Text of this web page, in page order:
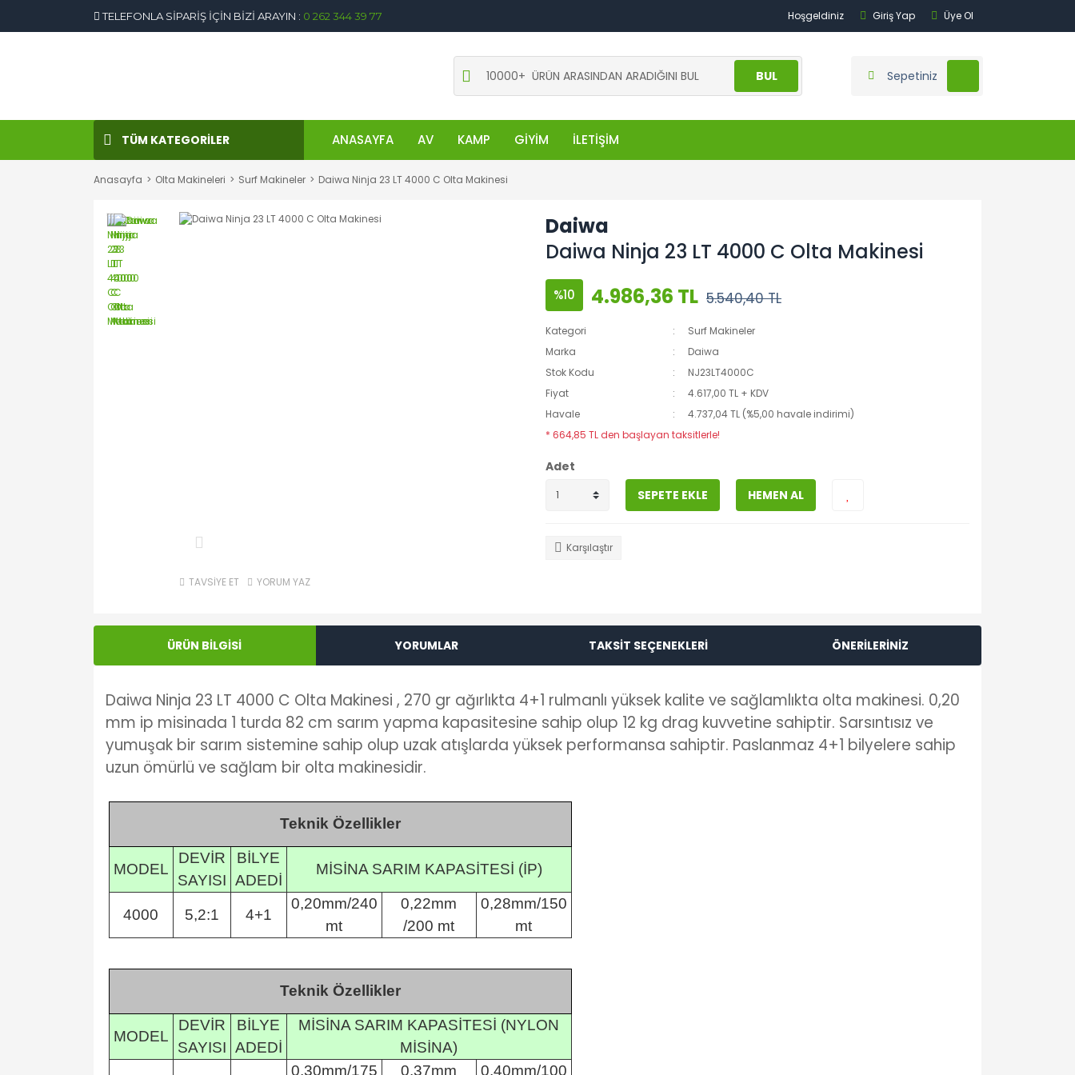
TELEFONLA SİPARİŞ İÇİN BİZİ ARAYIN : 0 262 344 39 77 Hoşgeldiniz Giriş Yap Üye Ol
BUL Sepetiniz
TÜM KATEGORİLER ANASAYFA AV KAMP GİYİM İLETİŞİM
Anasayfa Olta Makineleri Surf Makineler Daiwa Ninja 23 LT 4000 C Olta Makinesi
TAVSİYE ET YORUM YAZ
Daiwa
Daiwa Ninja 23 LT 4000 C Olta Makinesi
%10 4.986,36 TL 5.540,40 TL
Kategori
Surf Makineler
Marka
Daiwa
Stok Kodu
NJ23LT4000C
Fiyat
4.617,00 TL + KDV
Havale
4.737,04 TL (%5,00 havale indirimi)
* 664,85 TL den başlayan taksitlerle!
Adet
SEPETE EKLE
HEMEN AL
Karşılaştır
ÜRÜN BİLGİSİ YORUMLAR TAKSİT SEÇENEKLERİ ÖNERİLERİNİZ
Daiwa Ninja 23 LT 4000 C Olta Makinesi , 270 gr ağırlıkta 4+1 rulmanlı yüksek kalite ve sağlamlıkta olta makinesi. 0,20
mm ip misinada 1 turda 82 cm sarım yapma kapasitesine sahip olup 12 kg drag kuvvetine sahiptir. Sarsıntısız ve
yumuşak bir sarım sistemine sahip olup uzak atışlarda yüksek performansa sahiptir. Paslanmaz 4+1 bilyelere sahip
uzun ömürlü ve sağlam bir olta makinesidir.
Teknik Özellikler
MODEL
DEVİR
SAYISI
BİLYE
ADEDİ
MİSİNA SARIM KAPASİTESİ (İP)
4000 5,2:1 4+1
0,20mm/240
mt
0,22mm
/200 mt
0,28mm/150
mt
Teknik Özellikler
MODEL
DEVİR
SAYISI
BİLYE
ADEDİ
MİSİNA SARIM KAPASİTESİ (NYLON
MİSİNA)
0,30mm/175
0,37mm
0,40mm/100